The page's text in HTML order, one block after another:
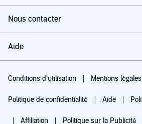
Nous contacter
Aide
Conditions d'utilisation Mentions légales
Politique de confidentialité Aide
Affiliation Politique sur la Publicité